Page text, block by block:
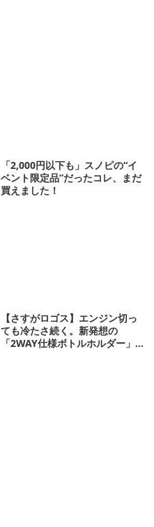
「2,000円以下も」スノピの“イ
ベント限定品”だったコレ、まだ
買えました！
【さすがロゴス】エンジン切っ
ても冷たさ続く。新発想の
「2WAY仕様ボトルホルダー」が